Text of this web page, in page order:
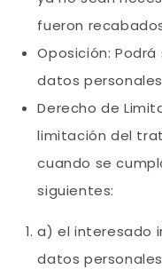
fueron
Oposición:
datos
Derecho de
limitación del
cuando se
siguientes:
a) el interesado
datos